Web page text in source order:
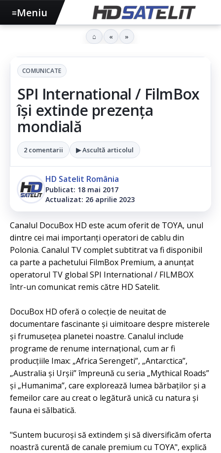
COMUNICATE
SPI International / FilmBox
își extinde prezența
mondială
2 comentarii ▶ Ascultă articolul
HD Satelit România
Publicat: 18 mai 2017
Actualizat: 26 aprilie 2023
Canalul DocuBox HD este acum oferit de TOYA, unul
dintre cei mai importanți operatori de cablu din
Polonia. Canalul TV complet subtitrat va fi disponibil
ca parte a pachetului FilmBox Premium, a anunțat
operatorul TV global SPI International / FILMBOX
într-un comunicat remis către HD Satelit.
DocuBox HD oferă o colecție de neuitat de
documentare fascinante și uimitoare despre misterele
și frumusețea planetei noastre. Canalul include
programe de renume internațional, cum ar fi
producțiile Imax: „Africa Serengeti”, „Antarctica”,
„Australia și Urșii” împreună cu seria „Mythical Roads”
și „Humanima”, care explorează lumea bărbaților și a
femeilor care au creat o legătură unică cu natura și
fauna ei sălbatică.
"Suntem bucuroși să extindem și să diversificăm oferta
noastră curentă de canale premium cu TOYA", explică
≡Meniu
⌂ « »